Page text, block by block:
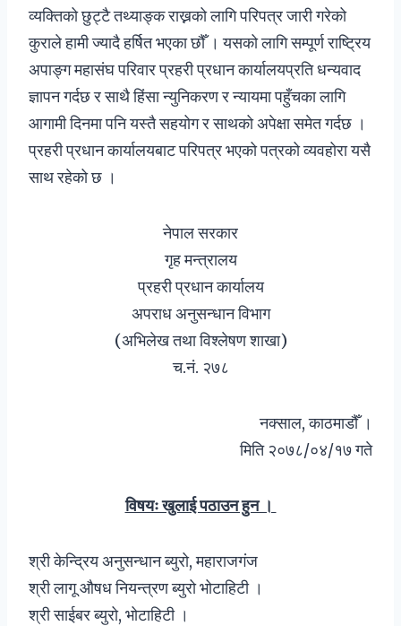
व्यक्तिको छुट्टै तथ्याङ्क राख्नको लागि परिपत्र जारी गरेको
कुराले हामी ज्यादै हर्षित भएका छौँ । यसको लागि सम्पूर्ण राष्ट्रिय
अपाङ्ग महासंघ परिवार प्रहरी प्रधान कार्यालयप्रति धन्यवाद
ज्ञापन गर्दछ र साथै हिंसा न्युनिकरण र न्यायमा पहुँचका लागि
आगामी दिनमा पनि यस्तै सहयोग र साथको अपेक्षा समेत गर्दछ ।
प्रहरी प्रधान कार्यालयबाट परिपत्र भएको पत्रको व्यवहोरा यसै
साथ रहेको छ ।
नेपाल सरकार
गृह मन्त्रालय
प्रहरी प्रधान कार्यालय
अपराध अनुसन्धान विभाग
(अभिलेख तथा विश्लेषण शाखा)
च.नं. २७८
नक्साल, काठमाडौँ ।
मिति २०७८/०४/१७ गते
विषयः खुलाई पठाउन हुन ।
श्री केन्द्रिय अनुसन्धान ब्युरो, महाराजगंज
श्री लागू औषध नियन्त्रण ब्युरो भोटाहिटी ।
श्री साईबर ब्युरो, भोटाहिटी ।